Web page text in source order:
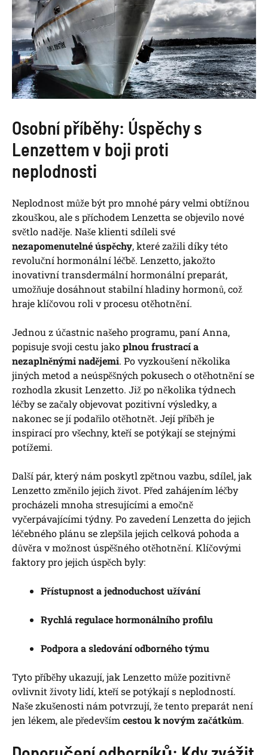
Osobní příběhy: Úspěchy s
Lenzettem v boji proti
neplodnosti
Neplodnost může být pro mnohé páry velmi obtížnou
zkouškou, ale s příchodem Lenzetta se objevilo nové
světlo naděje. Naše klienti sdíleli své
nezapomenutelné úspěchy, které zažili díky této
revoluční hormonální léčbě. Lenzetto, jakožto
inovativní transdermální hormonální preparát,
umožňuje dosáhnout stabilní hladiny hormonů, což
hraje klíčovou roli v procesu otěhotnění.
Jednou z účastnic našeho programu, paní Anna,
popisuje svoji cestu jakoplnou frustrací a
nezaplněnými nadějemi. Po vyzkoušení několika
jiných metod a neúspěšných pokusech o otěhotnění se
rozhodla zkusit Lenzetto. Již po několika týdnech
léčby se začaly objevovat pozitivní výsledky, a
nakonec se jí podařilo otěhotnět. Její příběh je
inspirací pro všechny, kteří se potýkají se stejnými
potížemi.
Další pár, který nám poskytl zpětnou vazbu, sdílel, jak
Lenzetto změnilo jejich život. Před zahájením léčby
procházeli mnoha stresujícími a emočně
vyčerpávajícími týdny. Po zavedení Lenzetta do jejich
léčebného plánu se zlepšila jejich celková pohoda a
důvěra v možnost úspěšného otěhotnění. Klíčovými
faktory pro jejich úspěch byly:
Přístupnost a jednoduchost užívání
Rychlá regulace hormonálního profilu
Podpora a sledování odborného týmu
Tyto příběhy ukazují, jak Lenzetto může pozitivně
ovlivnit životy lidí, kteří se potýkají s neplodností.
Naše zkušenosti nám potvrzují, že tento preparát není
jen lékem, ale především cestou k novým začátkům.